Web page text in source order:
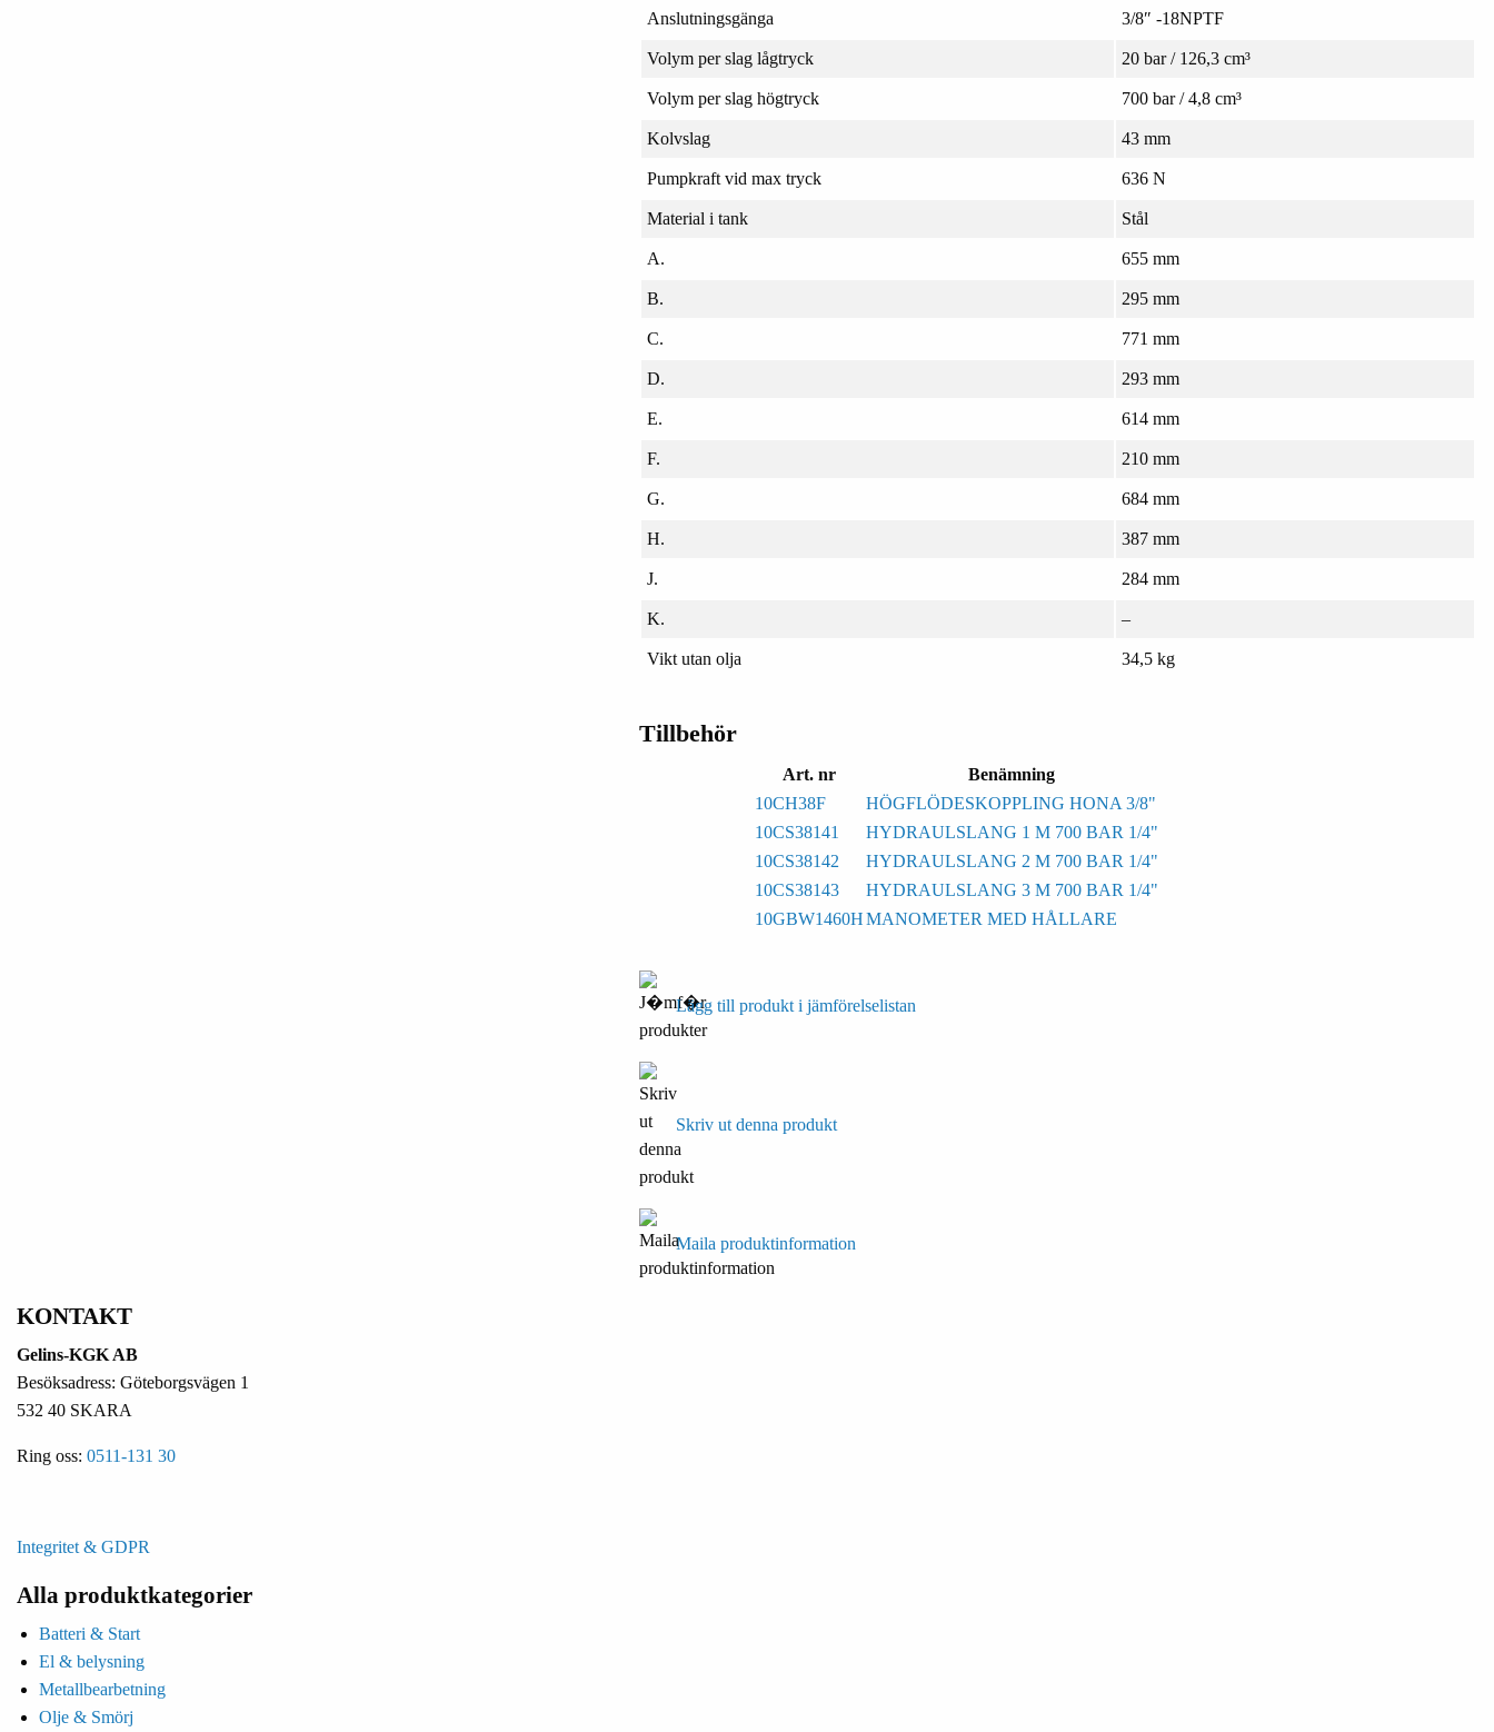
Anslutningsgänga 3/8″ -18NPTF
Volym per slag lågtryck 20 bar / 126,3 cm³
Volym per slag högtryck 700 bar / 4,8 cm³
Kolvslag 43 mm
Pumpkraft vid max tryck 636 N
Material i tank Stål
A. 655 mm
B. 295 mm
C. 771 mm
D. 293 mm
E. 614 mm
F. 210 mm
G. 684 mm
H. 387 mm
J. 284 mm
K. –
Vikt utan olja 34,5 kg
Tillbehör
Art. nr
Benämning
10CH38F
HÖGFLÖDESKOPPLING HONA 3/8"
10CS38141
HYDRAULSLANG 1 M 700 BAR 1/4"
10CS38142
HYDRAULSLANG 2 M 700 BAR 1/4"
10CS38143
HYDRAULSLANG 3 M 700 BAR 1/4"
10GBW1460HMANOMETER MED HÅLLARE
Lägg till produkt i jämförelselistan
Skriv ut denna produkt
Maila produktinformation
KONTAKT
Gelins-KGK AB
Besöksadress: Göteborgsvägen 1
532 40 SKARA
Ring oss: 0511-131 30
Integritet & GDPR
Alla produktkategorier
Batteri & Start
El & belysning
Metallbearbetning
Olje & Smörj